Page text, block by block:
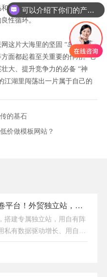
服务，就像给汽车升级零部件
性循环。
这片大海里的坚固 “岛屿”，在
面都起着至关重要的作用。它
大、提升竞争力的必备 “神
江湖里闯荡出一片属于自己的
的基石
价做模板网站？
企业出海别再硬卷平台！外贸独立站，才是长效出海的首选底牌
搭建专属独立站，用自有阵
私有数据驱动增长、用自主
是国内企业出海突围、深耕
可以介绍下你们的产品么